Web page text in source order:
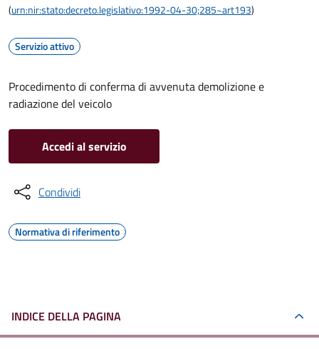
(urn:nir:stato:decreto.legislativo:1992-04-30;285~art193)
Servizio attivo
Procedimento di conferma di avvenuta demolizione e
radiazione del veicolo
Accedi al servizio
Condividi
Normativa di riferimento
INDICE DELLA PAGINA